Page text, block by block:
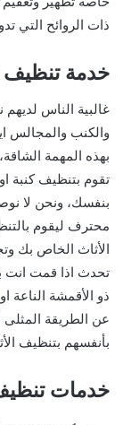
ذات الروائح التي
خدمة تنظيف
غالبية الناس
والكنب والمجالس
بهذه المهمة
تقوم بتنظيف كنبة
بنفسك، ونحن لا
محترف ليقوم
الأثاث الخاص بك
تحدث اذا قمت انت
ذو الأقمشة الناعة
عن الطريقة
بأنفسهم بتنظيف
خدمات